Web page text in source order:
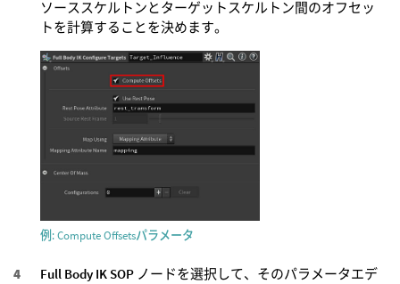
ソーススケルトンとターゲットスケルトン間のオフセッ
トを計算することを決めます。
例: Compute Offsetsパラメータ
Full Body IK SOP ノードを選択して、そのパラメータエデ